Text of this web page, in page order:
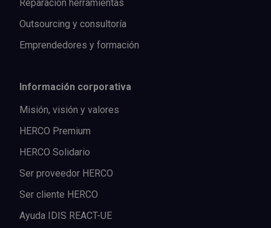
Reparacion herramientas
Outsourcing y consultoría
Emprendedores y formación
Información corporativa
Misión, visión y valores
HERCO Premium
HERCO Solidario
Ser proveedor HERCO
Ser cliente HERCO
Ayuda IDIS REACT-UE